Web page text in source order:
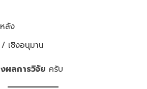
ลัง
เชิงอนุมาน
ผลการวิจัย ครับ